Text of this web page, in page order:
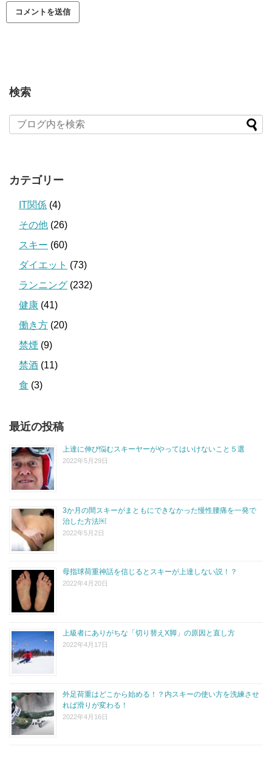
検索
カテゴリー
IT関係 (4)
その他 (26)
スキー (60)
ダイエット (73)
ランニング (232)
健康 (41)
働き方 (20)
禁煙 (9)
禁酒 (11)
食 (3)
最近の投稿
上達に伸び悩むスキーヤーがやってはいけないこと５選
2022年5月29日
3か月の間スキーがまともにできなかった慢性腰痛を一発で
治した方法￼
2022年5月2日
母指球荷重神話を信じるとスキーが上達しない説！？
2022年4月20日
上級者にありがちな「切り替えX脚」の原因と直し方
2022年4月17日
外足荷重はどこから始める！？内スキーの使い方を洗練させ
れば滑りが変わる！
2022年4月16日